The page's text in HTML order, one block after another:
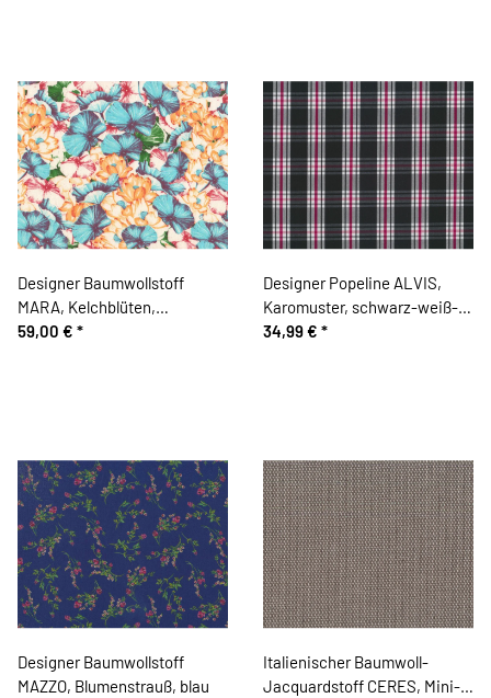
Designer Baumwollstoff
MARA, Kelchblüten,
maisgelb-petrol
59,00 € *
Designer Popeline ALVIS,
Karomuster, schwarz-weiß-
fuchsia
34,99 € *
Designer Baumwollstoff
MAZZO, Blumenstrauß, blau
Italienischer Baumwoll-
Jacquardstoff CERES, Mini-